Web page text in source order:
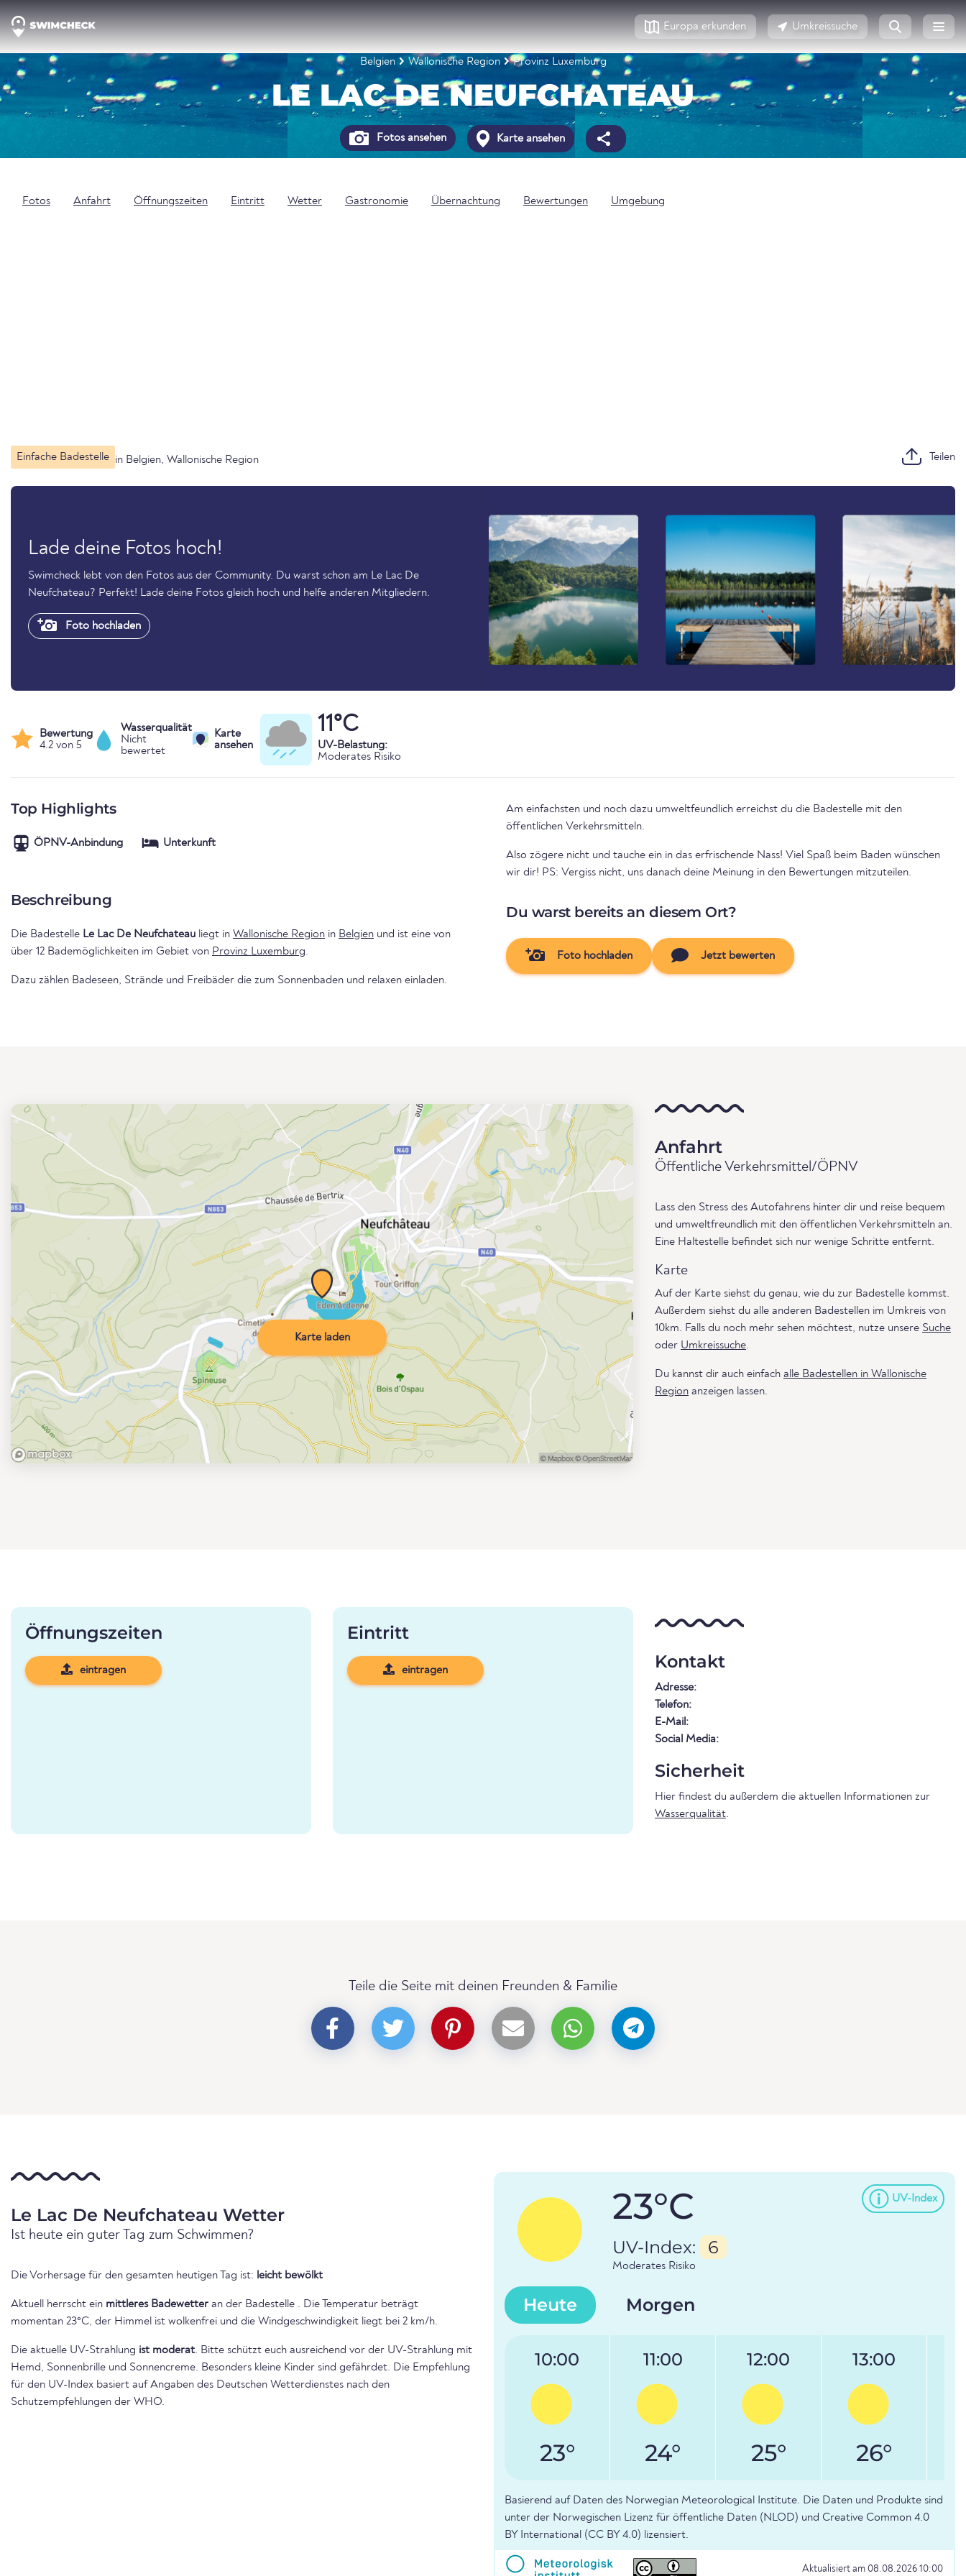
Europa erkunden Umkreissuche
Belgien Wallonische Region Provinz Luxemburg
LE LAC DE NEUFCHATEAU
Fotos ansehen Karte ansehen
Fotos Anfahrt Öffnungszeiten Eintritt Wetter Gastronomie Übernachtung Bewertungen Umgebung
Einfache Badestelle in Belgien, Wallonische Region Teilen
Lade deine Fotos hoch!
Swimcheck lebt von den Fotos aus der Community. Du warst schon am Le Lac De
Neufchateau? Perfekt! Lade deine Fotos gleich hoch und helfe anderen Mitgliedern.
Foto hochladen
Bewertung
4.2 von 5
Wasserqualität
Nicht
bewertet
Karte
ansehen
11°C
UV-Belastung:
Moderates Risiko
Top Highlights
ÖPNV-Anbindung Unterkunft
Beschreibung
Die Badestelle Le Lac De Neufchateau liegt in Wallonische Region in Belgien und ist eine von
über 12 Bademöglichkeiten im Gebiet von Provinz Luxemburg.
Dazu zählen Badeseen, Strände und Freibäder die zum Sonnenbaden und relaxen einladen.
Am einfachsten und noch dazu umweltfeundlich erreichst du die Badestelle mit den
öffentlichen Verkehrsmitteln.
Also zögere nicht und tauche ein in das erfrischende Nass! Viel Spaß beim Baden wünschen
wir dir! PS: Vergiss nicht, uns danach deine Meinung in den Bewertungen mitzuteilen.
Du warst bereits an diesem Ort?
Foto hochladen Jetzt bewerten
Karte laden
Anfahrt
Öffentliche Verkehrsmittel/ÖPNV
Lass den Stress des Autofahrens hinter dir und reise bequem
und umweltfreundlich mit den öffentlichen Verkehrsmitteln an.
Eine Haltestelle befindet sich nur wenige Schritte entfernt.
Karte
Auf der Karte siehst du genau, wie du zur Badestelle kommst.
Außerdem siehst du alle anderen Badestellen im Umkreis von
10km. Falls du noch mehr sehen möchtest, nutze unsere Suche
oder Umkreissuche.
Du kannst dir auch einfach alle Badestellen in Wallonische
Region anzeigen lassen.
Öffnungszeiten
eintragen
Eintritt
eintragen Kontakt
Adresse:
Telefon:
E-Mail:
Social Media:
Sicherheit
Hier findest du außerdem die aktuellen Informationen zur
Wasserqualität.
Teile die Seite mit deinen Freunden & Familie
Le Lac De Neufchateau Wetter
Ist heute ein guter Tag zum Schwimmen?
Die Vorhersage für den gesamten heutigen Tag ist: leicht bewölkt
Aktuell herrscht ein mittleres Badewetter an der Badestelle . Die Temperatur beträgt
momentan 23°C, der Himmel ist wolkenfrei und die Windgeschwindigkeit liegt bei 2 km/h.
Die aktuelle UV-Strahlung ist moderat. Bitte schützt euch ausreichend vor der UV-Strahlung mit
Hemd, Sonnenbrille und Sonnencreme. Besonders kleine Kinder sind gefährdet. Die Empfehlung
für den UV-Index basiert auf Angaben des Deutschen Wetterdienstes nach den
Schutzempfehlungen der WHO.
UV-Index
23°C
UV-Index: 6
Moderates Risiko
Heute Morgen
10:00
23°
11:00
24°
12:00
25°
13:00
26°
Basierend auf Daten des Norwegian Meteorological Institute. Die Daten und Produkte sind
unter der Norwegischen Lizenz für öffentliche Daten (NLOD) und Creative Common 4.0
BY International (CC BY 4.0) lizensiert.
Aktualisiert am 08.08.2026 10:00